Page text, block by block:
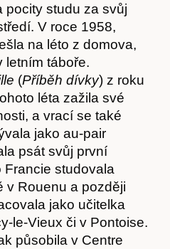
pocity studu za svůj
V roce 1958,
na léto z domova,
letním táboře.
(Příběh dívky) z roku
léta zažila své
a vrací se také
jako au-pair
psát svůj první
Francie studovala
v Rouenu a později
jako učitelka
le-Vieux či v Pontoise.
působila v Centre